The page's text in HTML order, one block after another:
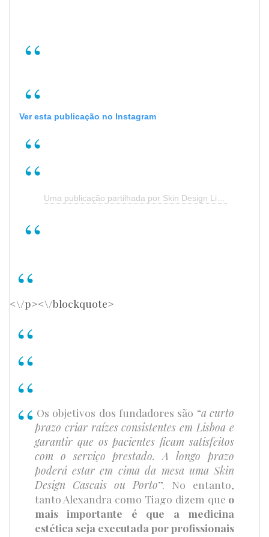
Ver esta publicação no Instagram
Uma publicação partilhada por Skin Design Lisboa (@skindesignlisboa)
<\/p><\/blockquote>
Os objetivos dos fundadores são “a curto
prazo criar raízes consistentes em Lisboa e
garantir que os pacientes ficam satisfeitos
com o serviço prestado. A longo prazo
poderá estar em cima da mesa uma Skin
Design Cascais ou Porto”. No entanto,
tanto Alexandra como Tiago dizem que o
mais importante é que a medicina
estética seja executada por profissionais